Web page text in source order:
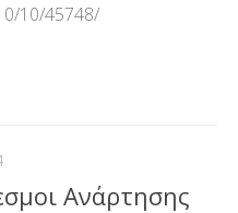
10/45748/
Ανάρτησης